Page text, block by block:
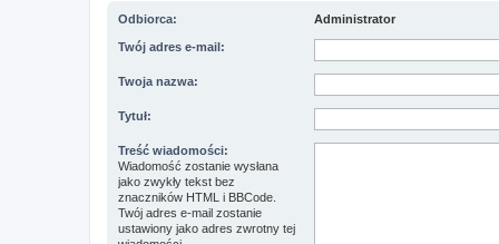
Odbiorca: Administrator
Twój adres e-mail:
Twoja nazwa:
Tytuł:
Treść wiadomości:
Wiadomość zostanie wysłana
jako zwykły tekst bez
znaczników HTML i BBCode.
Twój adres e-mail zostanie
ustawiony jako adres zwrotny tej